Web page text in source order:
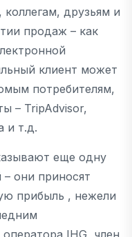
друзьям и
продаж – как
клиент может
потребителям,
– TripAdvisor,
и т.д.
еще одну
– они приносят
прибыль , нежели
IHG, член